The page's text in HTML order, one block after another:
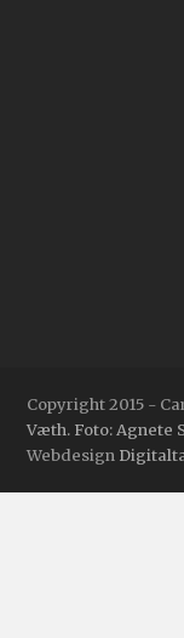
Copyright 2015 -
Væth. Foto: Agnete
Webdesign